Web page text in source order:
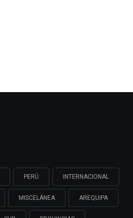
PERÚ INTERNACIONAL
MISCELÁNEA AREQUIPA